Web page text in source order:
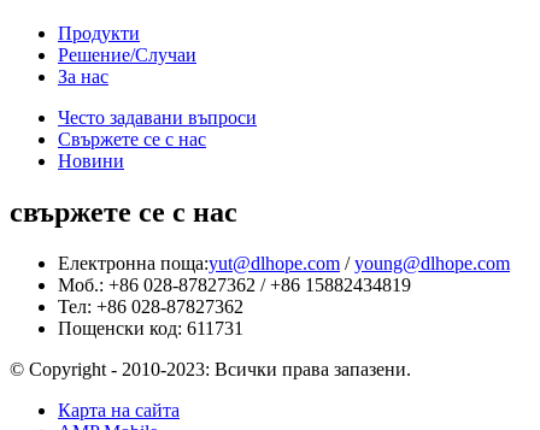
Продукти
Решение/Случаи
За нас
Често задавани въпроси
Свържете се с нас
Новини
свържете се с нас
Електронна поща:yut@dlhope.com /young@dlhope.com
Моб.: +86 028-87827362 / +86 15882434819
Тел: +86 028-87827362
Пощенски код: 611731
© Copyright - 2010-2023: Всички права запазени.
Карта на сайта